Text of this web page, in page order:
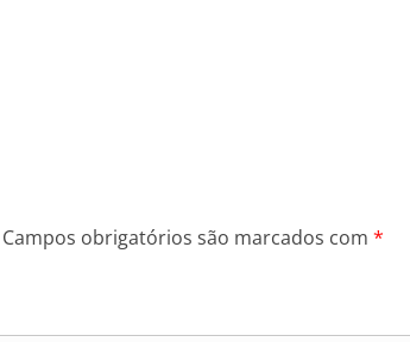
Campos obrigatórios são marcados com *